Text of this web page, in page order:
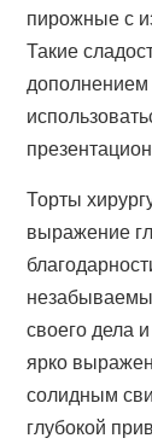
пирожные с
Такие
дополнением
Торты
выражение
своего дела
ярко
солидным
глубокой